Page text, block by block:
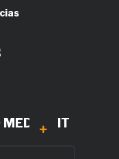
MEDIA KIT